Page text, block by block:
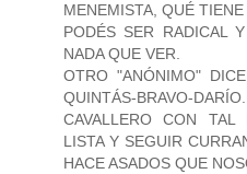
MENEMISTA, QUÉ
PODÉS SER RADICAL
NADA QUE VER.
OTRO "ANÓNIMO"
QUINTÁS-BRAVO-
CAVALLERO CON
LISTA Y SEGUIR
HACE ASADOS QUE